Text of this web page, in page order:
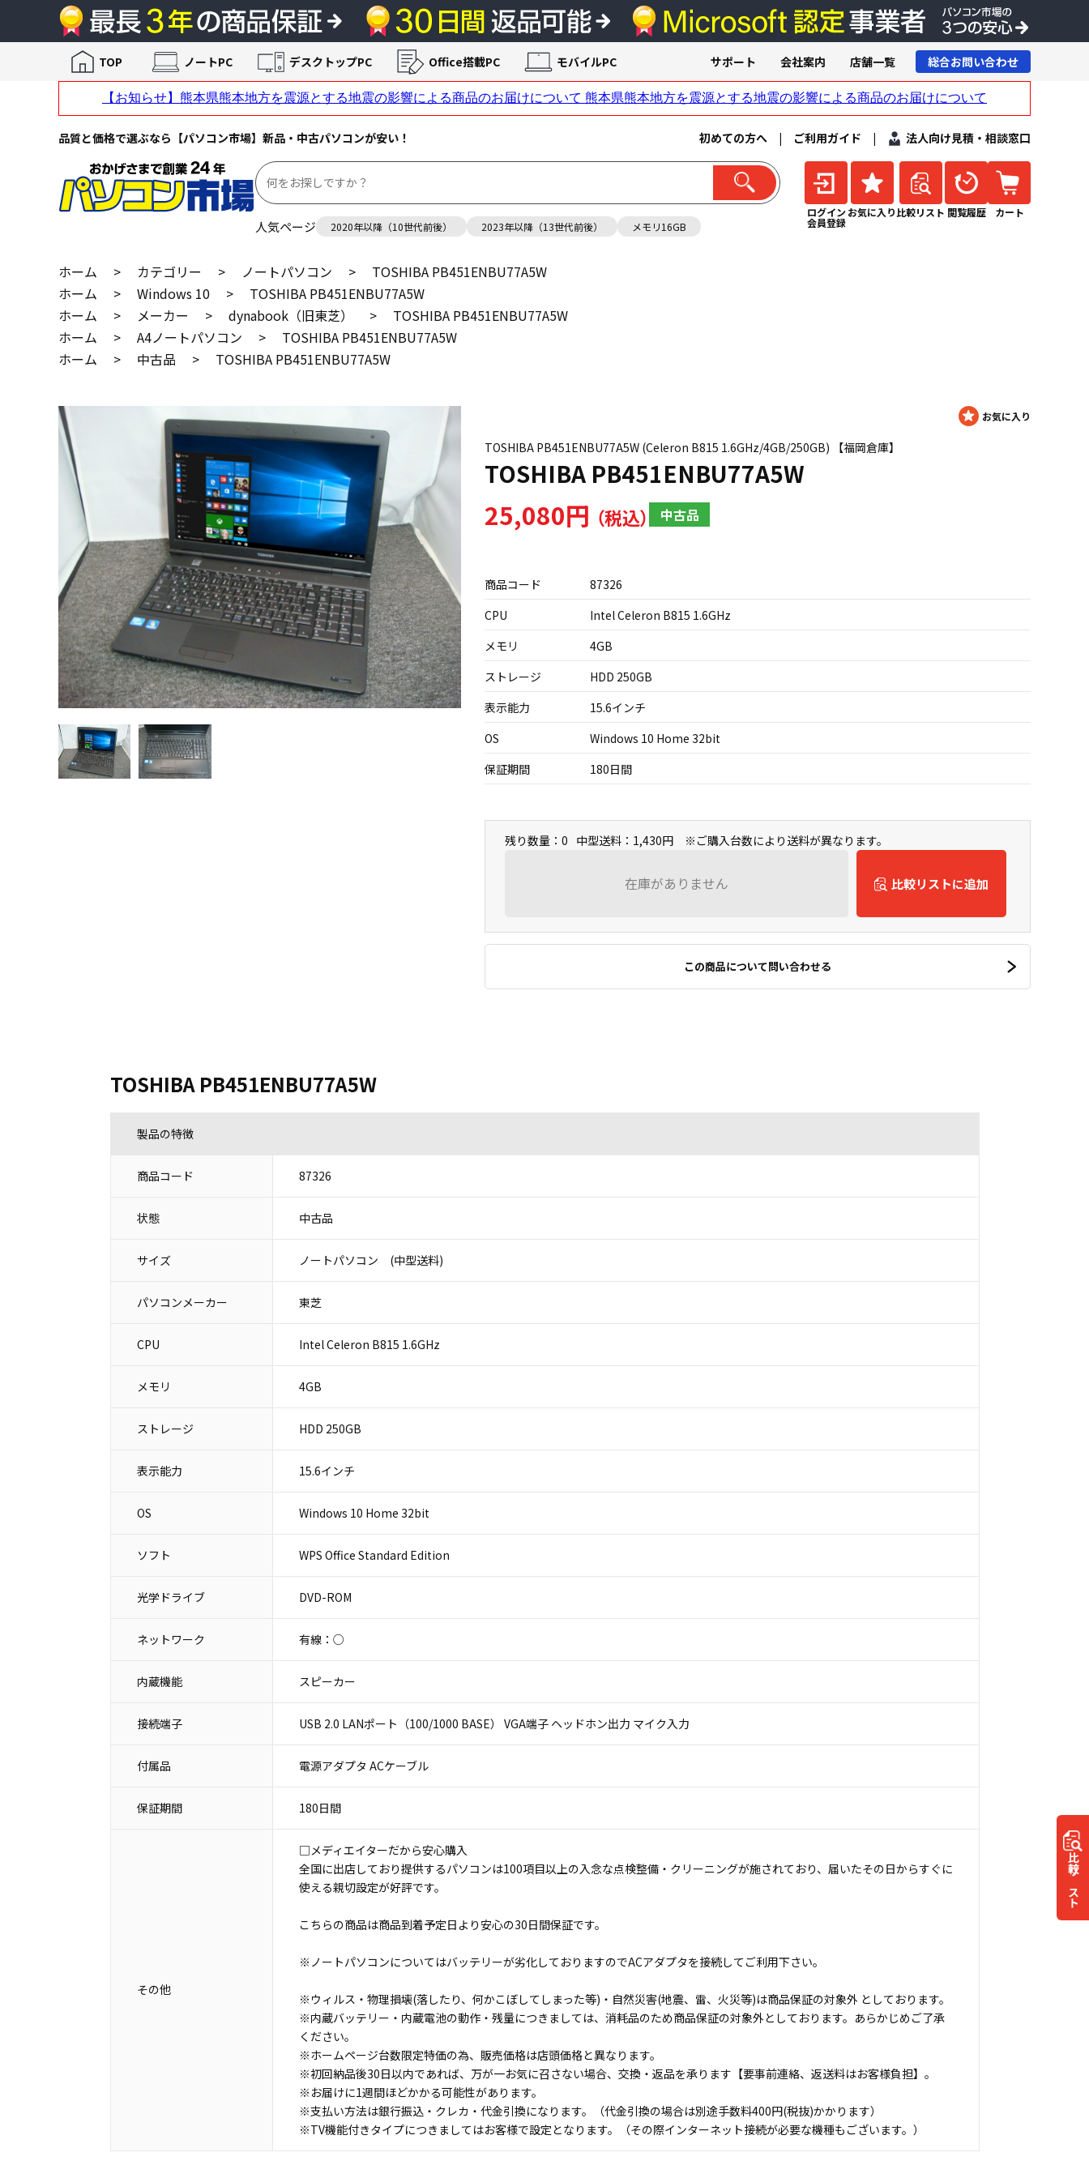
品質と価格で選ぶなら【パソコン市場】新品・中古パソコンが安い！ 初めての方へ | ご利用ガイド | 法人向け見積・相談窓口
人気ページ 2020年以降（10世代前後） 2023年以降（13世代前後） メモリ16GB
ログイン
会員登録
お気に入り 比較リスト 閲覧履歴 カート
TOP ノートPC デスクトップPC Office搭載PC モバイルPC サポート 会社案内 店舗一覧 総合お問い合わせ
ホーム > カテゴリー > ノートパソコン >
TOSHIBA PB451ENBU77A5W
ホーム
> Windows 10 >
TOSHIBA PB451ENBU77A5W
ホーム
> メーカー > dynabook（旧東芝） >
TOSHIBA PB451ENBU77A5W
ホーム
> A4ノートパソコン >
TOSHIBA PB451ENBU77A5W
ホーム
> 中古品 > TOSHIBA PB451ENBU77A5W
TOSHIBA PB451ENBU77A5W (Celeron B815 1.6GHz/4GB/250GB) 【福岡倉庫】
TOSHIBA PB451ENBU77A5W
25,080円 中古品
商品コード
87326
CPU
Intel Celeron B815 1.6GHz
メモリ
4GB
ストレージ
HDD 250GB
表示能力
15.6インチ
OS
Windows 10 Home 32bit
保証期間
180日間
残り数量：0 中型送料：1,430円 ※ご購入台数により送料が異なります。
在庫がありません 比較リストに追加
この商品について問い合わせる
比較
リスト
TOSHIBA PB451ENBU77A5W
製品の特徴
商品コード 87326
状態 中古品
サイズ ノートパソコン (中型送料)
パソコンメーカー 東芝
CPU Intel Celeron B815 1.6GHz
メモリ 4GB
ストレージ HDD 250GB
表示能力 15.6インチ
OS Windows 10 Home 32bit
ソフト WPS Office Standard Edition
光学ドライブ DVD-ROM
ネットワーク 有線：○
内蔵機能 スピーカー
接続端子 USB 2.0 LANポート（100/1000 BASE） VGA端子 ヘッドホン出力 マイク入力
付属品 電源アダプタ ACケーブル
保証期間 180日間
その他
□メディエイターだから安心購入
全国に出店しており提供するパソコンは100項目以上の入念な点検整備・クリーニングが施されており、届いたその日からすぐに
使える親切設定が好評です。
こちらの商品は商品到着予定日より安心の30日間保証です。
※ノートパソコンについてはバッテリーが劣化しておりますのでACアダプタを接続してご利用下さい。
※ウィルス・物理損壊(落したり、何かこぼしてしまった等)・自然災害(地震、雷、火災等)は商品保証の対象外 としております。
※内蔵バッテリー・内蔵電池の動作・残量につきましては、消耗品のため商品保証の対象外としております。あらかじめご了承
ください。
※ホームページ台数限定特価の為、販売価格は店頭価格と異なります。
※初回納品後30日以内であれば、万が一お気に召さない場合、交換・返品を承ります【要事前連絡、返送料はお客様負担】。
※お届けに1週間ほどかかる可能性があります。
※支払い方法は銀行振込・クレカ・代金引換になります。（代金引換の場合は別途手数料400円(税抜)かかります）
※TV機能付きタイプにつきましてはお客様で設定となります。（その際インターネット接続が必要な機種もございます。）